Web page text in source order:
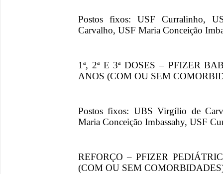
Postos fixos: USF Curralinho,
Carvalho, USF Maria Conceição
1ª, 2ª E 3ª DOSES – PFIZER
ANOS (COM OU SEM
Postos fixos: UBS Virgílio de
Maria Conceição Imbassahy, USF
REFORÇO – PFIZER
(COM OU SEM